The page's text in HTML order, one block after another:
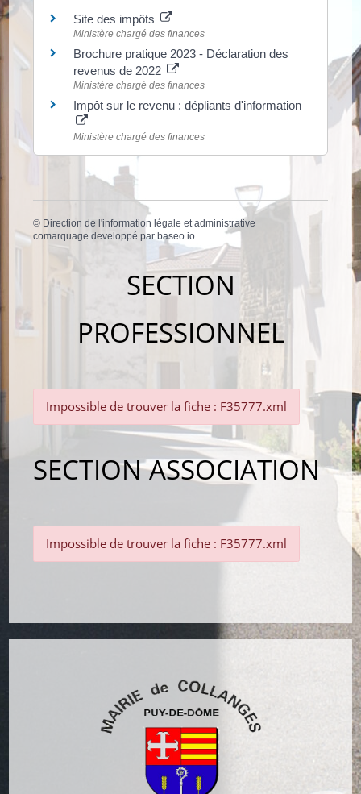
Site des impôts
Ministère chargé des finances
Brochure pratique 2023 - Déclaration des
revenus de 2022
Ministère chargé des finances
Impôt sur le revenu : dépliants d'information
Ministère chargé des finances
© Direction de l'information légale et administrative
comarquage developpé par baseo.io
SECTION
PROFESSIONNEL
Impossible de trouver la fiche : F35777.xml
SECTION ASSOCIATION
Impossible de trouver la fiche : F35777.xml